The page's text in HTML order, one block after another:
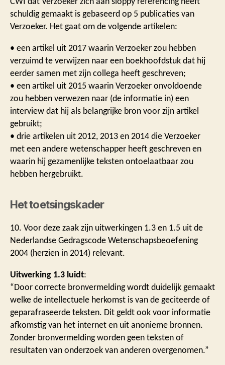
schuldig gemaakt is gebaseerd op 5 publicaties van
Verzoeker. Het gaat om de volgende artikelen:
• een artikel uit 2017 waarin Verzoeker zou hebben
verzuimd te verwijzen naar een boekhoofdstuk dat hij
eerder samen met zijn collega heeft geschreven;
• een artikel uit 2015 waarin Verzoeker onvoldoende
zou hebben verwezen naar (de informatie in) een
interview dat hij als belangrijke bron voor zijn artikel
gebruikt;
• drie artikelen uit 2012, 2013 en 2014 die Verzoeker
met een andere wetenschapper heeft geschreven en
waarin hij gezamenlijke teksten ontoelaatbaar zou
hebben hergebruikt.
Het toetsingskader
10. Voor deze zaak zijn uitwerkingen 1.3 en 1.5 uit de
Nederlandse Gedragscode Wetenschapsbeoefening
2004 (herzien in 2014) relevant.
Uitwerking 1.3 luidt:
“Door correcte bronvermelding wordt duidelijk gemaakt
welke de intellectuele herkomst is van de geciteerde of
geparafraseerde teksten. Dit geldt ook voor informatie
afkomstig van het internet en uit anonieme bronnen.
Zonder bronvermelding worden geen teksten of
resultaten van onderzoek van anderen overgenomen.”